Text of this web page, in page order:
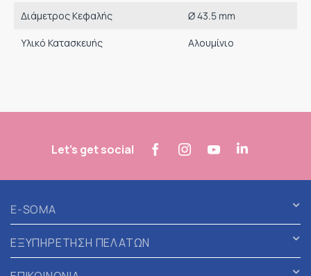
Διάμετρος Κεφαλής Ø 43.5 mm
Υλικό Κατασκευής Αλουμίνιο
Let's get social
E-SOMA
ΕΞΥΠΗΡΕΤΗΣΗ ΠΕΛΑΤΩΝ